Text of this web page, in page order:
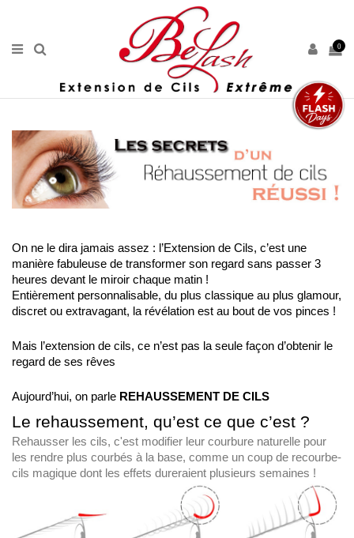
0
On ne le dira jamais assez : l’Extension de Cils, c’est une
manière fabuleuse de transformer son regard sans passer 3
heures devant le miroir chaque matin !
Entièrement personnalisable, du plus classique au plus glamour,
discret ou extravagant, la révélation est au bout de vos pinces !
Mais l’extension de cils, ce n’est pas la seule façon d’obtenir le
regard de ses rêves
Aujourd’hui, on parle REHAUSSEMENT DE CILS
Le rehaussement, qu’est ce que c’est ?
Rehausser les cils, c'est modifier leur courbure naturelle pour
les rendre plus courbés à la base, comme un coup de recourbe-
cils magique dont les effets dureraient plusieurs semaines !